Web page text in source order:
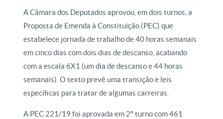
A Câmara dos Deputados aprovou, em dois turnos, a
Proposta de Emenda à Constituição (PEC) que
estabelece jornada de trabalho de 40 horas semanais
em cinco dias com dois dias de descanso, acabando
com a escala 6X1 (um dia de descanso e 44 horas
semanais). O texto prevê uma transição e leis
específicas para tratar de algumas carreiras.
A PEC 221/19 foi aprovada em 2º turno com 461